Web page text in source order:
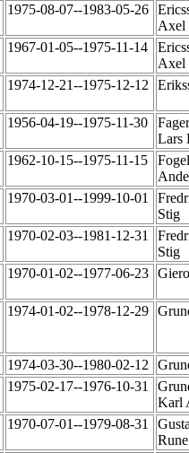
1975-08-07--1983-05-26
Axel
1967-01-05--1975-11-14
Axel
1974-12-21--1975-12-12
1956-04-19--1975-11-30
Lars
1962-10-15--1975-11-15
1970-03-01--1999-10-01
Stig
1970-02-03--1981-12-31
Stig
1970-01-02--1977-06-23
1974-01-02--1978-12-29
1974-03-30--1980-02-12
1975-02-17--1976-10-31
Karl
1970-07-01--1979-08-31